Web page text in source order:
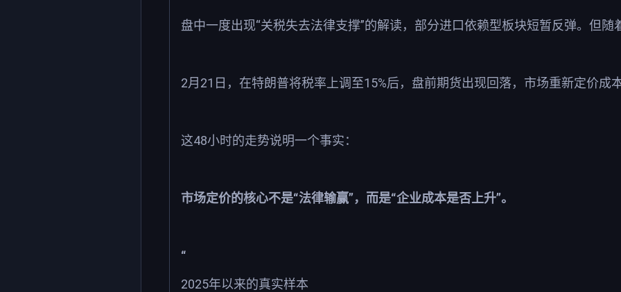
盘中一度出现“关税失去法律支撑”的解读，部分进口依赖型板块短暂反弹。但
2月 21 日，在特朗普将税率上调至15%后，盘前期货出现回落，市场重新定价成
这48小时的走势说明一个事实：
市场定价的核心不是“法律输赢”，而是“企业成本是否上升”。
“
2025年以来的真实样本